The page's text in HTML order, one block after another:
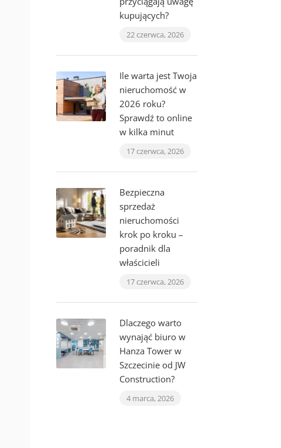
kupujących?
22 czerwca, 2026
Ile warta jest Twoja
nieruchomość w
2026 roku?
Sprawdź to online
w kilka minut
17 czerwca, 2026
Bezpieczna
sprzedaż
nieruchomości
krok po kroku –
poradnik dla
właścicieli
17 czerwca, 2026
Dlaczego warto
wynająć biuro w
Hanza Tower w
Szczecinie od JW
Construction?
4 marca, 2026